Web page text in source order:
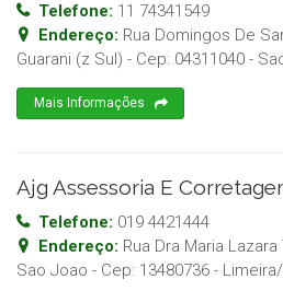
Telefone: 11 74341549
Endereço: Rua Domingos De
Guarani (z Sul) - Cep: 04311040 -
Mais Informações
Ajg Assessoria E
Telefone: 019 4421444
Endereço: Rua Dra Maria
Sao Joao - Cep: 13480736 - Limeira/